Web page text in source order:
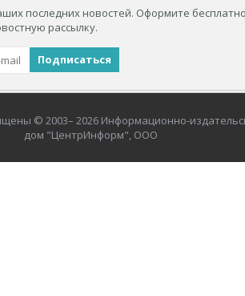
последних новостей. Оформите
рассылку.
© 2003– 2026 Информационно-
дом "ЦентрИнформ", ООО